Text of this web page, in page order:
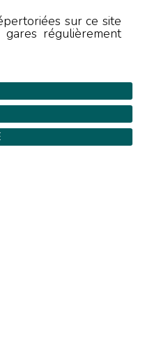
sur ce site
régulièrement